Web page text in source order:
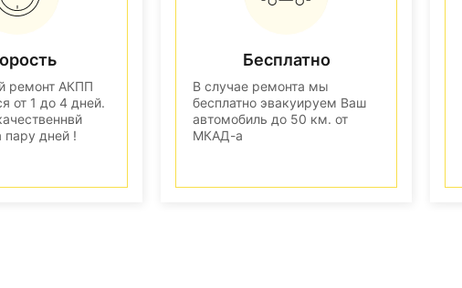
ремонт АКПП
от 1 до 4 дней.
пару дней !
Бесплатно
В случае ремонта мы
бесплатно эвакуируем Ваш
автомобиль до 50 км. от
МКАД-а